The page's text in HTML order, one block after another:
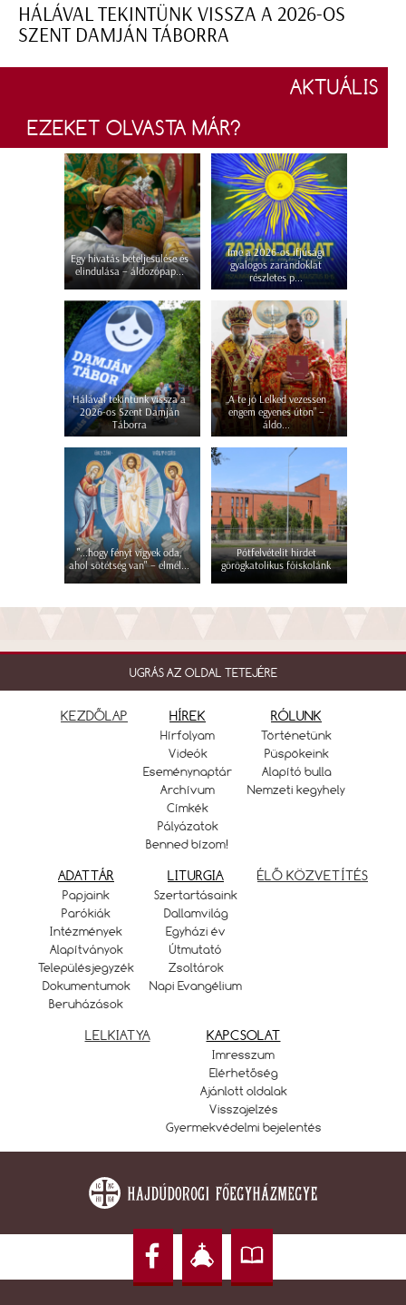
HÁLÁVAL TEKINTÜNK VISSZA A 2026-OS
SZENT DAMJÁN TÁBORRA
AKTUÁLIS
EZEKET OLVASTA MÁR?
Egy hivatás beteljesülése és
elindulása – áldozópap...
Íme a 2026-os ifjúsági
gyalogos zarándoklat
részletes p...
Hálával tekintünk vissza a
2026-os Szent Damján
Táborra
„A te jó Lelked vezessen
engem egyenes úton” –
áldo...
"...hogy fényt vigyek oda,
ahol sötétség van" – elmél...
Pótfelvételit hirdet
görögkatolikus főiskolánk
UGRÁS AZ OLDAL TETEJÉRE
KEZDŐLAP HÍREK
Hírfolyam
Videók
Eseménynaptár
Archívum
Címkék
Pályázatok
Benned bízom!
RÓLUNK
Történetünk
Püspökeink
Alapító bulla
Nemzeti kegyhely
ADATTÁR
Papjaink
Parókiák
Intézmények
Alapítványok
Településjegyzék
Dokumentumok
Beruházások
LITURGIA
Szertartásaink
Dallamvilág
Egyházi év
Útmutató
Zsoltárok
Napi Evangélium
ÉLŐ KÖZVETÍTÉS
LELKIATYA KAPCSOLAT
Imresszum
Elérhetőség
Ajánlott oldalak
Visszajelzés
Gyermekvédelmi bejelentés